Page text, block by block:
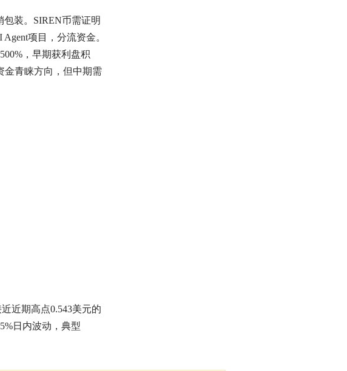
装。SIREN币需证明
项目，分流资金。
，早期获利盘积
金青睐方向，但中期需
近期高点0.543美元的
日内波动，典型